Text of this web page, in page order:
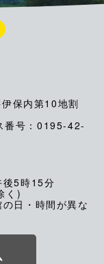
保内第10地割
号：0195-42-
後5時15分
く)
日・時間が異な